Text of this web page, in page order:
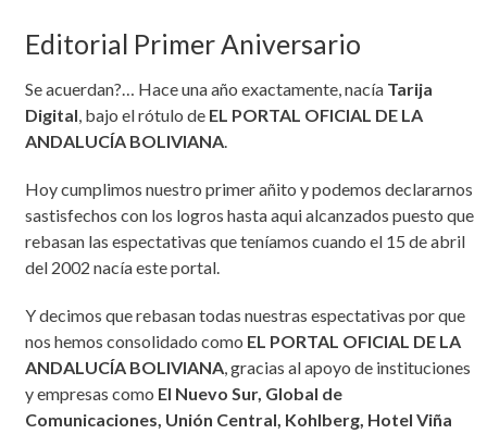
Editorial Primer Aniversario
Se acuerdan?… Hace una año exactamente, nacía Tarija
Digital, bajo el rótulo de EL PORTAL OFICIAL DE LA
ANDALUCÍA BOLIVIANA.
Hoy cumplimos nuestro primer añito y podemos declararnos
sastisfechos con los logros hasta aqui alcanzados puesto que
rebasan las espectativas que teníamos cuando el 15 de abril
del 2002 nacía este portal.
Y decimos que rebasan todas nuestras espectativas por que
nos hemos consolidado como EL PORTAL OFICIAL DE LA
ANDALUCÍA BOLIVIANA, gracias al apoyo de instituciones
y empresas como El Nuevo Sur, Global de
Comunicaciones, Unión Central, Kohlberg, Hotel Viña